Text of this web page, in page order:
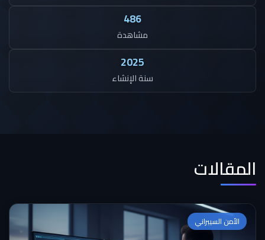
486
مشاهدة
2025
سنة الإنشاء
المقالات
الأمن السيبراني